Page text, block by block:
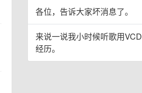
各位，告诉大家坏消息了。
来说一说我小时候听歌用VCD
经历。